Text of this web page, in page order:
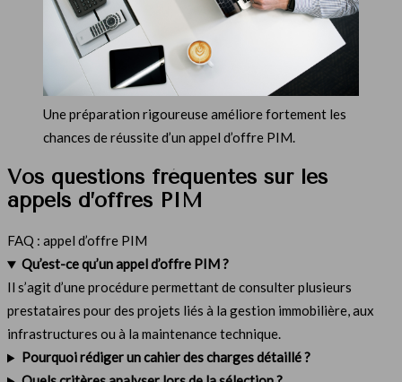
Une préparation rigoureuse améliore fortement les
chances de réussite d’un appel d’offre PIM.
Vos questions fréquentes sur les
appels d’offres PIM
FAQ : appel d’offre PIM
Qu’est-ce qu’un appel d’offre PIM ?
Il s’agit d’une procédure permettant de consulter plusieurs
prestataires pour des projets liés à la gestion immobilière, aux
infrastructures ou à la maintenance technique.
Pourquoi rédiger un cahier des charges détaillé ?